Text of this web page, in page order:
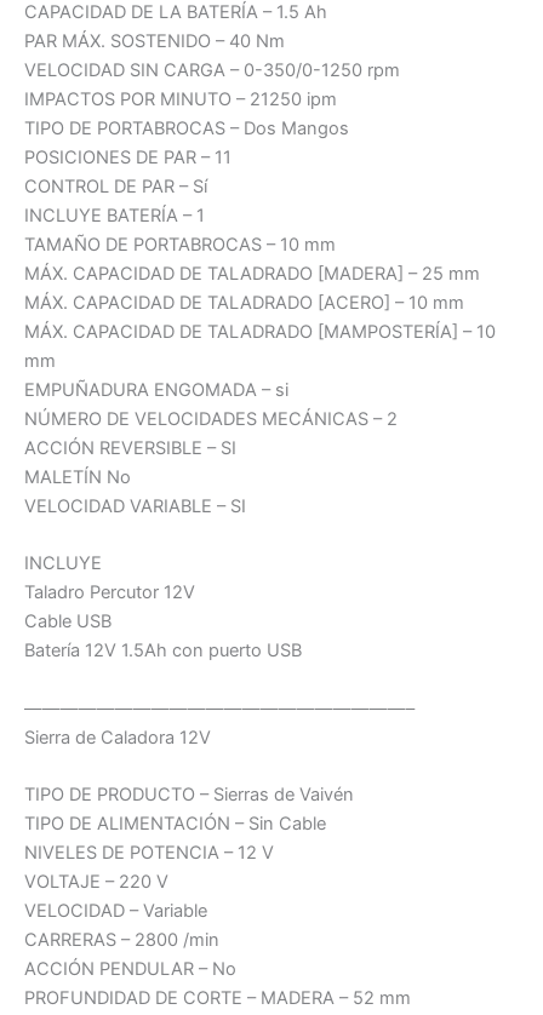
CAPACIDAD DE LA BATERÍA – 1.5 Ah
PAR MÁX. SOSTENIDO – 40 Nm
VELOCIDAD SIN CARGA – 0-350/0-1250 rpm
IMPACTOS POR MINUTO – 21250 ipm
TIPO DE PORTABROCAS – Dos Mangos
POSICIONES DE PAR – 11
CONTROL DE PAR – Sí
INCLUYE BATERÍA – 1
TAMAÑO DE PORTABROCAS – 10 mm
MÁX. CAPACIDAD DE TALADRADO [MADERA] – 25 mm
MÁX. CAPACIDAD DE TALADRADO [ACERO] – 10 mm
MÁX. CAPACIDAD DE TALADRADO [MAMPOSTERÍA] – 10
mm
EMPUÑADURA ENGOMADA – si
NÚMERO DE VELOCIDADES MECÁNICAS – 2
ACCIÓN REVERSIBLE – SI
MALETÍN No
VELOCIDAD VARIABLE – SI
INCLUYE
Taladro Percutor 12V
Cable USB
Batería 12V 1.5Ah con puerto USB
—————————————————————–
Sierra de Caladora 12V
TIPO DE PRODUCTO – Sierras de Vaivén
TIPO DE ALIMENTACIÓN – Sin Cable
NIVELES DE POTENCIA – 12 V
VOLTAJE – 220 V
VELOCIDAD – Variable
CARRERAS – 2800 /min
ACCIÓN PENDULAR – No
PROFUNDIDAD DE CORTE – MADERA – 52 mm